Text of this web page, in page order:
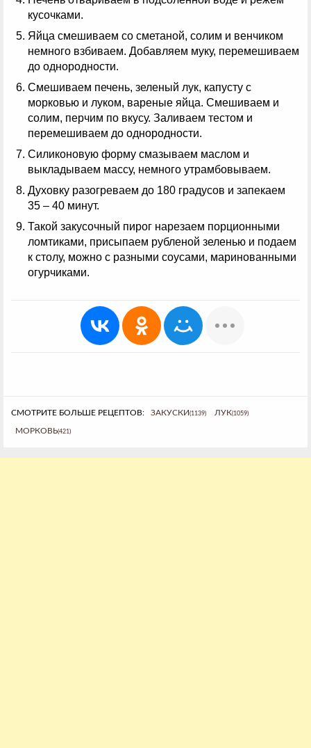
кусочками.
Яйца смешиваем со сметаной, солим и венчиком
немного взбиваем. Добавляем муку, перемешиваем
до однородности.
Смешиваем печень, зеленый лук, капусту с
морковью и луком, вареные яйца. Смешиваем и
солим, перчим по вкусу. Заливаем тестом и
перемешиваем до однородности.
Силиконовую форму смазываем маслом и
выкладываем массу, немного утрамбовываем.
Духовку разогреваем до 180 градусов и запекаем
35 – 40 минут.
Такой закусочный пирог нарезаем порционными
ломтиками, присыпаем рубленой зеленью и подаем
к столу, можно с разными соусами, маринованными
огурчиками.
СМОТРИТЕ БОЛЬШЕ РЕЦЕПТОВ: ЗАКУСКИ(1139) ЛУК(1059)
МОРКОВЬ(421)